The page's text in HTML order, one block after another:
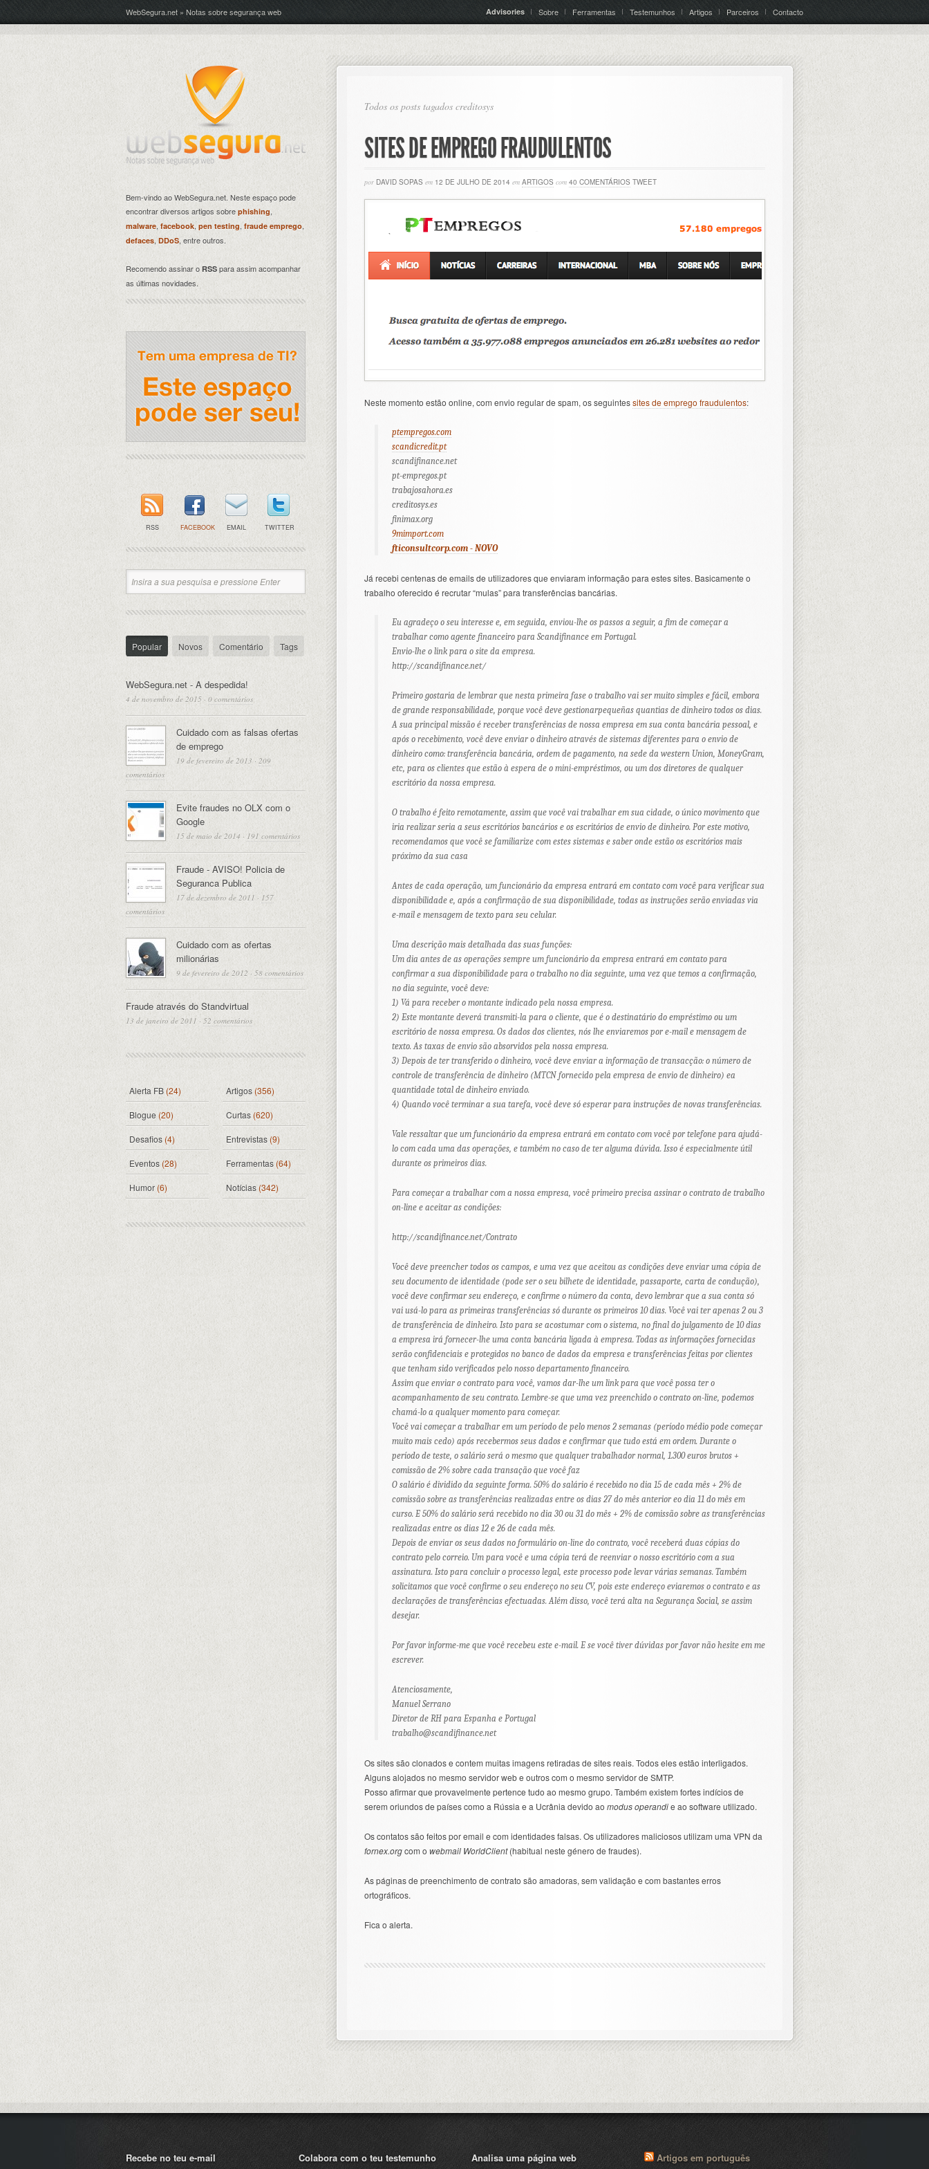
WebSegura.net » Notas sobre segurança web Advisories Sobre Ferramentas Testemunhos Artigos Parceiros Contacto
Todos os posts tagados creditosys
SITES DE EMPREGO FRAUDULENTOS
por DAVID SOPAS em 12 DE JULHO DE 2014 em ARTIGOS com 40 COMENTÁRIOS TWEET
Neste momento estão online, com envio regular de spam, os seguintessites de emprego fraudulentos:
ptempregos.com
scandicredit.pt
scandifinance.net
pt-empregos.pt
trabajosahora.es
creditosys.es
finimax.org
9mimport.com
fticonsultcorp.com - NOVO
Já recebi centenas de emails de utilizadores que enviaram informação para estes sites. Basicamente o
trabalho oferecido é recrutar “mulas” para transferências bancárias.
Eu agradeço o seu interesse e, em seguida, enviou-lhe os passos a seguir, a fim de começar a
trabalhar como agente financeiro para Scandifinance em Portugal.
Envio-lhe o link para o site da empresa.
http://scandifinance.net/
Primeiro gostaria de lembrar que nesta primeira fase o trabalho vai ser muito simples e fácil, embora
de grande responsabilidade, porque você deve gestionarpequeñas quantias de dinheiro todos os dias.
A sua principal missão é receber transferências de nossa empresa em sua conta bancária pessoal, e
após o recebimento, você deve enviar o dinheiro através de sistemas diferentes para o envio de
dinheiro como: transferência bancária, ordem de pagamento, na sede da western Union, MoneyGram,
etc, para os clientes que estão à espera de o mini-empréstimos, ou um dos diretores de qualquer
escritório da nossa empresa.
O trabalho é feito remotamente, assim que você vai trabalhar em sua cidade, o único movimento que
iria realizar seria a seus escritórios bancários e os escritórios de envio de dinheiro. Por este motivo,
recomendamos que você se familiarize com estes sistemas e saber onde estão os escritórios mais
próximo da sua casa
Antes de cada operação, um funcionário da empresa entrará em contato com você para verificar sua
disponibilidade e, após a confirmação de sua disponibilidade, todas as instruções serão enviadas via
e-mail e mensagem de texto para seu celular.
Uma descrição mais detalhada das suas funções:
Um dia antes de as operações sempre um funcionário da empresa entrará em contato para
confirmar a sua disponibilidade para o trabalho no dia seguinte, uma vez que temos a confirmação,
no dia seguinte, você deve:
1) Vá para receber o montante indicado pela nossa empresa.
2) Este montante deverá transmiti-la para o cliente, que é o destinatário do empréstimo ou um
escritório de nossa empresa. Os dados dos clientes, nós lhe enviaremos por e-mail e mensagem de
texto. As taxas de envio são absorvidos pela nossa empresa.
3) Depois de ter transferido o dinheiro, você deve enviar a informação de transacção: o número de
controle de transferência de dinheiro (MTCN fornecido pela empresa de envio de dinheiro) ea
quantidade total de dinheiro enviado.
4) Quando você terminar a sua tarefa, você deve só esperar para instruções de novas transferências.
Vale ressaltar que um funcionário da empresa entrará em contato com você por telefone para ajudá-
lo com cada uma das operações, e também no caso de ter alguma dúvida. Isso é especialmente útil
durante os primeiros dias.
Para começar a trabalhar com a nossa empresa, você primeiro precisa assinar o contrato de trabalho
on-line e aceitar as condições:
http://scandifinance.net/Contrato
Você deve preencher todos os campos, e uma vez que aceitou as condições deve enviar uma cópia de
seu documento de identidade (pode ser o seu bilhete de identidade, passaporte, carta de condução),
você deve confirmar seu endereço, e confirme o número da conta, devo lembrar que a sua conta só
vai usá-lo para as primeiras transferências só durante os primeiros 10 dias. Você vai ter apenas 2 ou 3
de transferência de dinheiro. Isto para se acostumar com o sistema, no final do julgamento de 10 dias
a empresa irá fornecer-lhe uma conta bancária ligada à empresa. Todas as informações fornecidas
serão confidenciais e protegidos no banco de dados da empresa e transferências feitas por clientes
que tenham sido verificados pelo nosso departamento financeiro.
Assim que enviar o contrato para você, vamos dar-lhe um link para que você possa ter o
acompanhamento de seu contrato. Lembre-se que uma vez preenchido o contrato on-line, podemos
chamá-lo a qualquer momento para começar.
Você vai começar a trabalhar em um período de pelo menos 2 semanas (período médio pode começar
muito mais cedo) após recebermos seus dados e confirmar que tudo está em ordem. Durante o
período de teste, o salário será o mesmo que qualquer trabalhador normal, 1.300 euros brutos +
comissão de 2% sobre cada transação que você faz
O salário é dividido da seguinte forma. 50% do salário é recebido no dia 15 de cada mês + 2% de
comissão sobre as transferências realizadas entre os dias 27 do mês anterior eo dia 11 do mês em
curso. E 50% do salário será recebido no dia 30 ou 31 do mês + 2% de comissão sobre as transferências
realizadas entre os dias 12 e 26 de cada mês.
Depois de enviar os seus dados no formulário on-line do contrato, você receberá duas cópias do
contrato pelo correio. Um para você e uma cópia terá de reenviar o nosso escritório com a sua
assinatura. Isto para concluir o processo legal, este processo pode levar várias semanas. Também
solicitamos que você confirme o seu endereço no seu CV, pois este endereço eviaremos o contrato e as
declarações de transferências efectuadas. Além disso, você terá alta na Segurança Social, se assim
desejar.
Por favor informe-me que você recebeu este e-mail. E se você tiver dúvidas por favor não hesite em me
escrever.
Atenciosamente,
Manuel Serrano
Diretor de RH para Espanha e Portugal
trabalho@scandifinance.net
Os sites são clonados e contem muitas imagens retiradas de sites reais. Todos eles estão interligados.
Alguns alojados no mesmo servidor web e outros com o mesmo servidor de SMTP.
Posso afirmar que provavelmente pertence tudo ao mesmo grupo. Também existem fortes indícios de
serem oriundos de países como a Rússia e a Ucrânia devido ao modus operandie ao software utilizado.
Os contatos são feitos por email e com identidades falsas. Os utilizadores maliciosos utilizam uma VPN da
fornex.orgcom o webmail WorldClient(habitual neste género de fraudes).
As páginas de preenchimento de contrato são amadoras, sem validação e com bastantes erros
ortográficos.
Fica o alerta.
Bem-vindo ao WebSegura.net. Neste espaço pode
encontrar diversos artigos sobre phishing,
malware, facebook, pen testing, fraude emprego,
defaces DDoS, entre outros.
Recomendo assinar o RSS para assim acompanhar
as últimas novidades.
RSS FACEBOOK EMAIL TWITTER
Popular Novos Comentário Tags
WebSegura.net - A despedida!
4 de novembro de 2015 · 0 comentários
Cuidado com as falsas ofertas
de emprego
19 de fevereiro de 2013 · 209
comentários
Evite fraudes no OLX com o
Google
15 de maio de 2014 · 191 comentários
Fraude - AVISO! Policia de
Seguranca Publica
17 de dezembro de 2011 · 157
comentários
Cuidado com as ofertas
milionárias
9 de fevereiro de 2012 · 58 comentários
Fraude através do Standvirtual
13 de janeiro de 2011 · 52 comentários
Alerta FB(24) Artigos(356)
Blogue (20) Curtas (620)
Desafios(4) Entrevistas(9)
Eventos (28) Ferramentas (64)
Humor (6) Notícias(342)
Recebe no teu e-mail Colabora com o teu testemunho Analisa uma página web Artigos em português